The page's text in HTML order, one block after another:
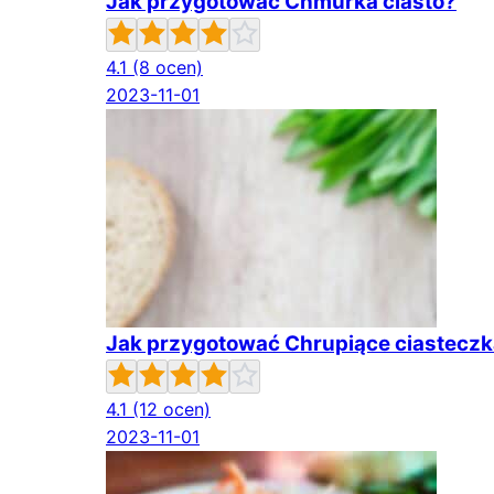
4.1 (8 ocen)
2023-11-01
Jak przygotować Chrupiące
4.1 (12 ocen)
2023-11-01